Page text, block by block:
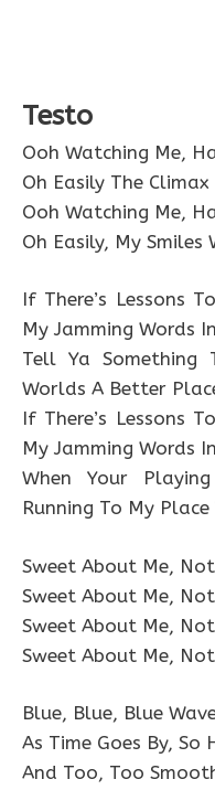
Testo
Ooh Watching Me,
Oh Easily The
Ooh Watching Me,
Oh Easily, My Smiles
If There’s Lessons
My Jamming Words
Tell Ya Something
Worlds A Better
If There’s Lessons
My Jamming Words
When Your
Running To My
Sweet About Me,
Sweet About Me,
Sweet About Me,
Sweet About Me,
Blue, Blue, Blue
As Time Goes By, So
And Too, Too